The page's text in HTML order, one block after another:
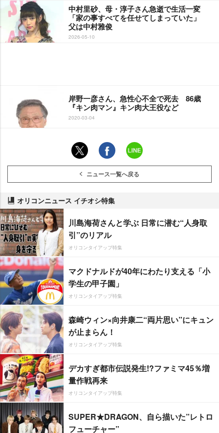
中村里砂、母・淳子さん急逝で生活一変
「家の事すべてを任せてしまっていた」
父は中村雅俊
2026-05-10
岸野一彦さん、急性心不全で死去 86歳
『キン肉マン』キン肉大王役など
2020-03-04
ニュース一覧へ戻る
オリコンニュース イチオシ特集
川島海荷さんと学ぶ 日常に潜む“人身取
引”のリアル
オリコンタイアップ特集
マクドナルドが40年にわたり支える「小
学生の甲子園」
オリコンタイアップ特集
森崎ウィン×向井康二“両片思い”にキュン
が止まらん！
オリコンタイアップ特集
デカすぎ都市伝説発生!?ファミマ45％増
量作戦再来
オリコンタイアップ特集
SUPER★DRAGON、自ら描いた”レトロ
フューチャー”